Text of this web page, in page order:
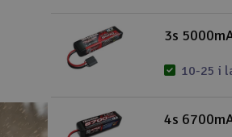
3s
10-25 i
4s